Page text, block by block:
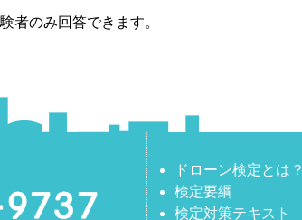
者のみ回答できます。
ドローン検定とは？
検定要綱
検定対策テキスト